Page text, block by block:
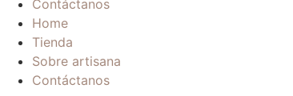
Contáctanos
Home
Tienda
Sobre artisana
Contáctanos